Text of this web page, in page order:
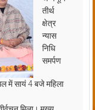
तीर्थ
क्षेत्र
न्यास
निधि
समर्पण
में सायं 4 बजे महिला